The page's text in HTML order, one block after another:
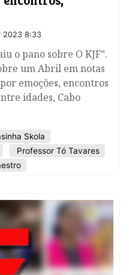
2023 8:33
o pano sobre O KJF”.
um Abril em notas
emoções, encontros
idades, Cabo
Skola
Professor Tó Tavares